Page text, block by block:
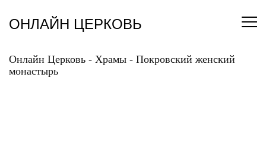
содержанию
ОНЛАЙН ЦЕРКОВЬ
Онлайн Церковь - Храмы - Покровский женский
монастырь